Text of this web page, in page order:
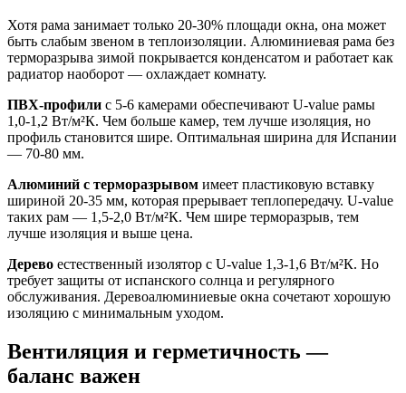
Хотя рама занимает только 20-30% площади окна, она может
быть слабым звеном в теплоизоляции. Алюминиевая рама без
терморазрыва зимой покрывается конденсатом и работает как
радиатор наоборот — охлаждает комнату.
ПВХ-профили с 5-6 камерами обеспечивают U-value рамы
1,0-1,2 Вт/м²К. Чем больше камер, тем лучше изоляция, но
профиль становится шире. Оптимальная ширина для Испании
— 70-80 мм.
Алюминий с терморазрывом имеет пластиковую вставку
шириной 20-35 мм, которая прерывает теплопередачу. U-value
таких рам — 1,5-2,0 Вт/м²К. Чем шире терморазрыв, тем
лучше изоляция и выше цена.
Дерево естественный изолятор с U-value 1,3-1,6 Вт/м²К. Но
требует защиты от испанского солнца и регулярного
обслуживания. Деревоалюминиевые окна сочетают хорошую
изоляцию с минимальным уходом.
Вентиляция и герметичность —
баланс важен